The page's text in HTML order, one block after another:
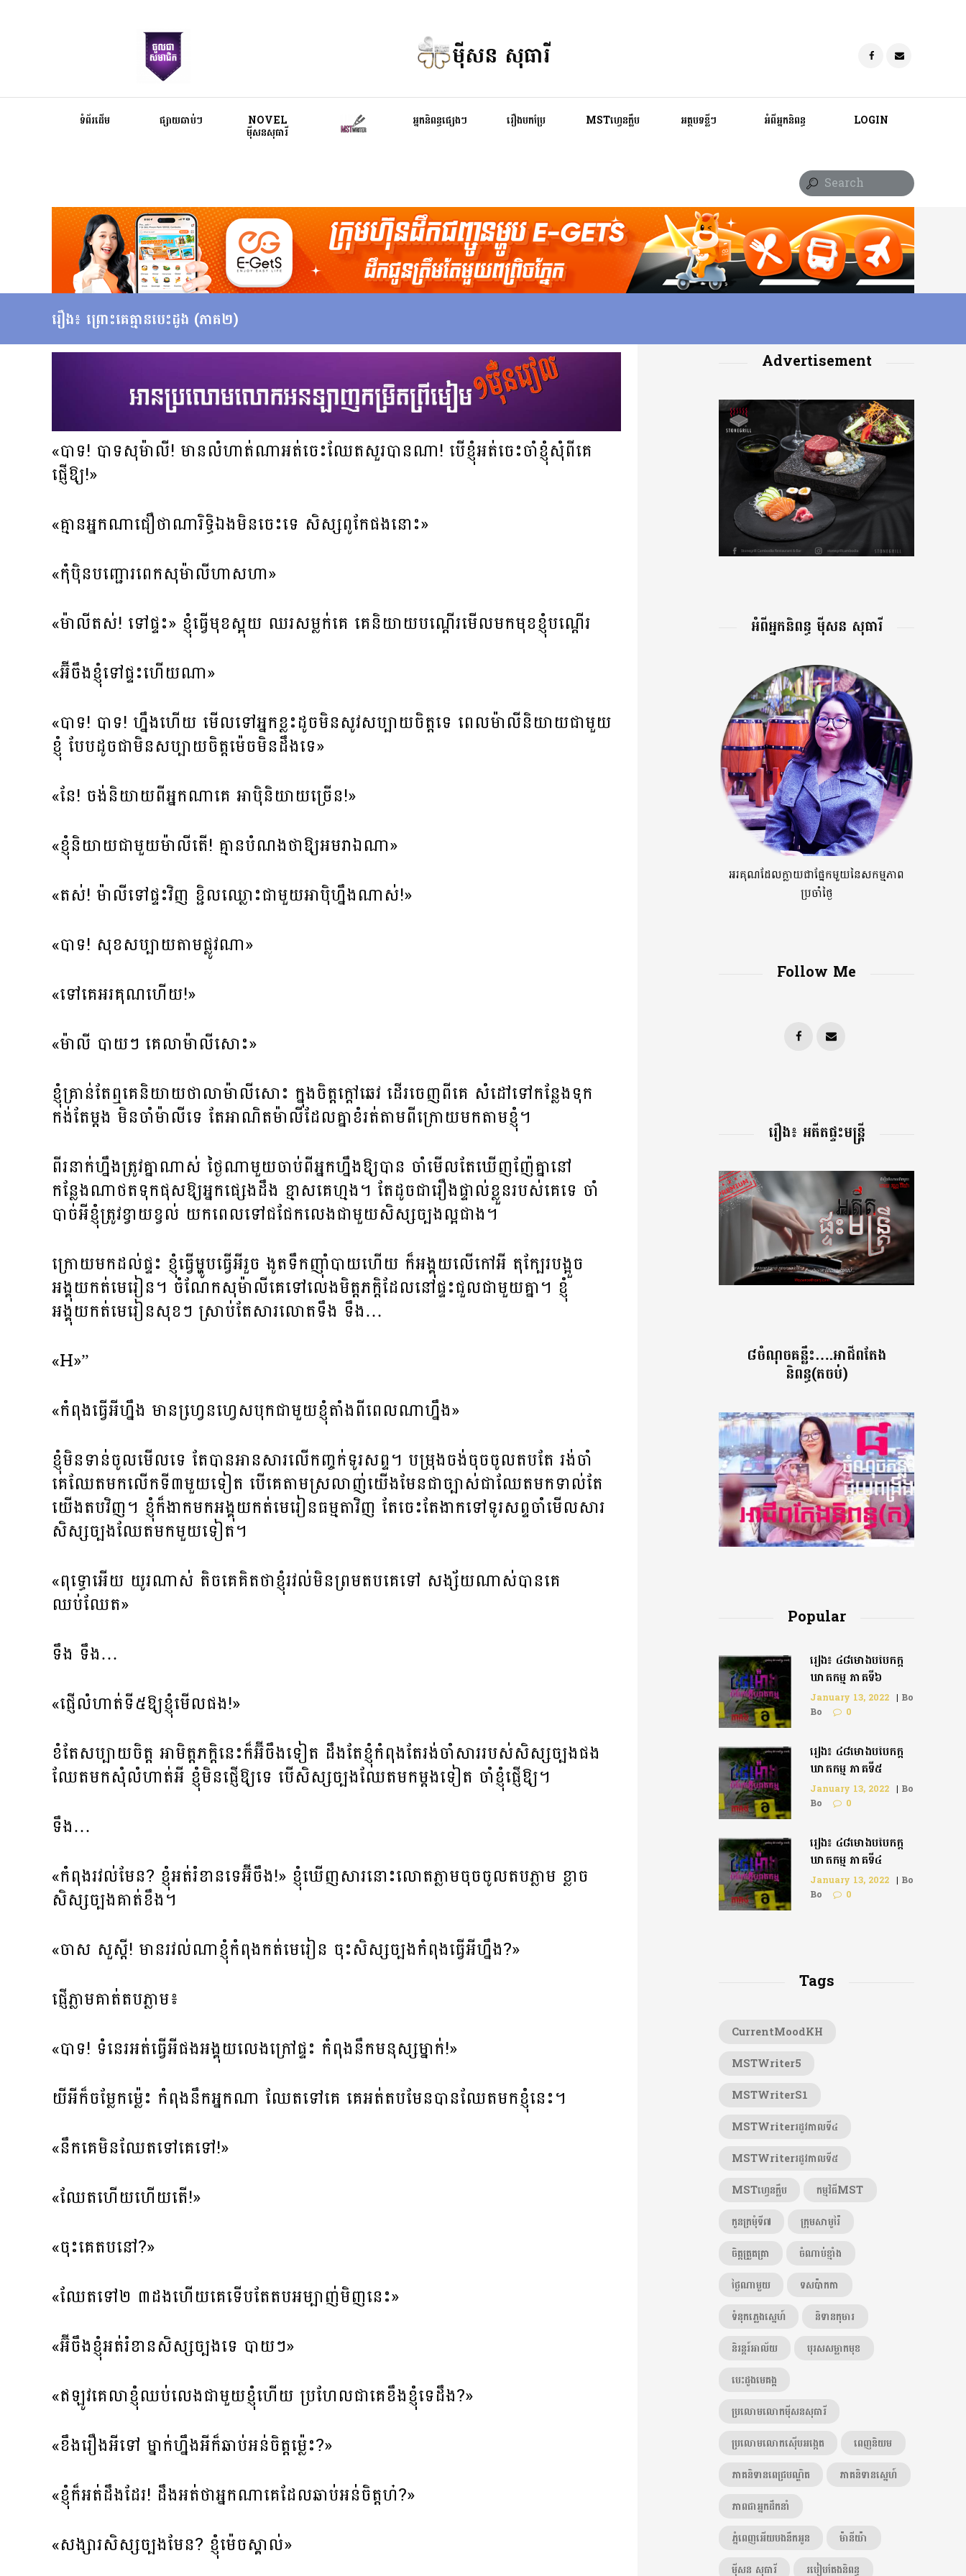
ម៉ីសន សុធារី
ទំព័រដើម ផ្សាយឆាប់ៗ NOVEL
ម៉ីសនសុធារី
អ្នកនិពន្ធផ្សេងៗ រឿងបកប្រែ MSTហ្វេនក្លឹប អត្ថបទខ្លីៗ អំពីអ្នកនិពន្ធ LOGIN
រឿង៖ ព្រោះគេគ្មានបេះដូង (ភាគ២)
«បាទ! បាទសុម៉ាលី! មានលំហាត់ណាអត់ចេះឈែតសួរបានណា! បើខ្ញុំអត់ចេះចាំខ្ញុំសុំពីគេ
ផ្ញើឱ្យ!»
«គ្មានអ្នកណាជឿថាណារិទ្ធិឯងមិនចេះទេ សិស្សពូកែផងនោះ»
«កុំប៉ិនបញ្ជោរពេកសុម៉ាលីហាសហា»
«ម៉ាលីតស់! ទៅផ្ទះ» ខ្ញុំធ្វើមុខស្អុយ ឈរសម្លក់គេ គេនិយាយបណ្តើរមើលមកមុខខ្ញុំបណ្តើរ
«អ៊ីចឹងខ្ញុំទៅផ្ទះហើយណា»
«បាទ! បាទ! ហ្នឹងហើយ មើលទៅអ្នកខ្លះដូចមិនសូវសប្បាយចិត្តទេ ពេលម៉ាលីនិយាយជាមួយ
ខ្ញុំ បែបដូចជាមិនសប្បាយចិត្តម៉េចមិនដឹងទេ»
«នែ​!​ ចង់និយាយពីអ្នកណាគេ អាប៉ិនិយាយច្រើន!»
«ខ្ញុំនិយាយជាមួយម៉ាលីតើ! គ្មានបំណងថាឱ្យអមរាឯណា»
«តស់! ម៉ាលីទៅផ្ទះវិញ ខ្ជិលឈ្លោះជាមួយអាប៉ិហ្នឹងណាស់!»
«បាទ! សុខសប្បាយតាមផ្លូវណា»
«ទៅគេអរគុណហើយ!»
«ម៉ាលី បាយៗ គេលាម៉ាលីសោះ»
ខ្ញុំគ្រាន់តែឮគេនិយាយថាលាម៉ាលីសោះ ក្នុងចិត្តក្តៅឆេវ ដើរចេញពីគេ សំដៅទៅកន្លែងទុក
កង់តែម្តង មិនចាំម៉ាលីទេ តែអាណិតម៉ាលីដែលគ្នាខំរត់តាមពីក្រោយមកតាមខ្ញុំ។
ពីរនាក់ហ្នឹងត្រូវគ្នាណាស់ ថ្ងៃណាមួយចាប់ពីអ្នកហ្នឹងឱ្យបាន ចាំមើលតែឃើញញ៉ែគ្នានៅ
កន្លែងណាថតទុកផុសឱ្យអ្នកផ្សេងដឹង ខ្មាសគេហ្មង។ តែដូចជារឿងផ្ទាល់ខ្លួនរបស់គេទេ ចាំ
បាច់អីខ្ញុំត្រូវខ្វាយខ្វល់ យកពេលទៅជជែកលេងជាមួយសិស្សច្បងល្អជាង។
ក្រោយមកដល់ផ្ទះ ខ្ញុំធ្វើម្ហូបធ្វើអីរួច ងូតទឹកញ៉ាំបាយហើយ ក៏អង្គុយលើកៅអី តុក្បែរបង្អួច
អង្គុយកត់មេរៀន។ ចំណែកសុម៉ាលីគេទៅលេងមិត្តភក្តិដែលនៅផ្ទះជួលជាមួយគ្នា។ ខ្ញុំ
អង្គុយកត់មេរៀនសុខៗ ស្រាប់តែសារលោតទឹង ទឹង…
«H»”
«កំពុងធ្វើអីហ្នឹង មានហ្វេ្រនហ្វេសបុកជាមួយខ្ញុំតាំងពីពេលណាហ្នឹង»
ខ្ញុំមិនទាន់ចូលមើលទេ តែបានអានសារលើកញ្ចក់ទូរសព្ទ។ បម្រុងចង់ចុចចូលតបតែ រង់ចាំ
គេឈែតមកលើកទី៣មួយទៀត បើគេតាមស្រលាញ់យើងមែនជាច្បាស់ជាឈែតមកទាល់តែ
យើងតបវិញ។ ខ្ញុំក៏ងាកមកអង្គុយកត់មេរៀនធម្មតាវិញ តែចេះតែងាកទៅទូរសព្ទចាំមើលសារ
សិស្សច្បងឈែតមកមួយទៀត។
«ពុទ្ធោអើយ យូរណាស់ តិចគេគិតថាខ្ញុំរវល់មិនព្រមតបគេទៅ សង្ស័យណាស់បានគេ
ឈប់ឈែត»
ទឹង ទឹង…
«ផ្ញើលំហាត់ទី៥ឱ្យខ្ញុំមើលផង!»
ខំតែសប្បាយចិត្ត អាមិត្តភក្តិនេះក៏អ៊ីចឹងទៀត ដឹងតែខ្ញុំកំពុងតែរង់ចាំសាររបស់សិស្សច្បងផង
ឈែតមកសុំលំហាត់អី ខ្ញុំមិនផ្ញើឱ្យទេ បើសិស្សច្បងឈែតមកម្តងទៀត ចាំខ្ញុំផ្ញើឱ្យ។
ទឹង…
«កំពុងរវល់មែន? ខ្ញុំអត់រំខានទេអ៊ីចឹង!» ខ្ញុំឃើញសារនោះលោតភ្លាមចុចចូលតបភ្លាម ខ្លាច
សិស្សច្បងគាត់ខឹង។
«ចាស សួស្តី! មានរវល់ណាខ្ញុំកំពុងកត់មេរៀន ចុះសិស្សច្បងកំពុងធ្វើអីហ្នឹង?»
ផ្ញើភ្លាមគាត់តបភ្លាម៖
«បាទ! ទំនេរអត់ធ្វើអីផងអង្គុយលេងក្រៅផ្ទះ កំពុងនឹកមនុស្សម្នាក់!»
យីអីក៏ចម្លែកម្ល៉េះ កំពុងនឹកអ្នកណា ឈែតទៅគេ គេអត់តបមែនបានឈែតមកខ្ញុំនេះ។
«នឹកគេមិនឈែតទៅគេទៅ!»
«ឈែតហើយហើយតើ!»
«ចុះគេតបនៅ?»
«ឈែតទៅ២ ៣ដងហើយគេទើបតែតបអម្បាញ់មិញនេះ»
«អ៊ីចឹងខ្ញុំអត់រំខានសិស្សច្បងទេ បាយៗ»
«ឥឡូវគេលាខ្ញុំឈប់លេងជាមួយខ្ញុំហើយ ប្រហែលជាគេខឹងខ្ញុំទេដឹង?»
«ខឹងរឿងអីទៅ ម្នាក់ហ្នឹងអីក៏ឆាប់អន់ចិត្តម៉្លេះ?»
«ខ្ញុំក៏អត់ដឹងដែរ! ដឹងអត់ថាអ្នកណាគេដែលឆាប់អន់ចិត្តហ៎?»
«សង្សារសិស្សច្បងមែន? ខ្ញុំម៉េចស្គាល់»
Advertisement
អំពីអ្នកនិពន្ធ ម៉ីសន សុធារី
អរគុណដែលក្លាយជាផ្នែកមួយនៃសកម្មភាព
ប្រចាំថ្ងៃ
Follow Me
រឿង៖ អតីតផ្ទះមន្រ្តី
៨ចំណុចគន្លឹះ….អាជីពតែង
និពន្ធ(តចប់)
Popular
រឿង៖ ៤៨ម៉ោងបំបែកក្តី
ឃាតកម្ម ភាគទី៦
January 13, 2022 | Bo
Bo
0
រឿង៖ ៤៨ម៉ោងបំបែកក្ដី
ឃាតកម្ម ភាគទី៥
January 13, 2022 | Bo
Bo
0
រឿង៖ ៤៨ម៉ោងបំបែកក្តី
ឃាតកម្ម ភាគទី៤
January 13, 2022 | Bo
Bo
0
Tags
CurrentMoodKH
MSTWriter5
MSTWriterS1
MSTWriterរដូវកាលទី៤
MSTWriterរដូវកាលទី៥
MSTហ្វេនក្លឹប
កម្មវិធីMST
កូនក្រមុំទី៧
ក្រុមសាមូរ៉ៃ
ចិត្តត្រួតត្រា
ចំណាប់ខ្មាំង
ថ្ងៃណាមួយ
ទសប៉ាកកា
ទំនុកភ្លេងស្នេហ៍
និទានកុមារ
និរន្តរ៍អាល័យ
បុរសសម្លាកមុខ
បេះដូងមេគង្គ
ប្រលោមលោកម៉ីសនសុធារី
ប្រលោមលោកស៊ើបអង្កេត
ពេញនិយម
ភាគនិទានពេជ្របណ្ឌិត
ភាគនិទានស្នេហ៍
ភាពជាអ្នកដឹកនាំ
ភ្នំពេញអើយបងនឹកអូន
ម៉ានីយ៉ា
ម៉ីសន សុធារី
របៀបតែងនិពន្ធ